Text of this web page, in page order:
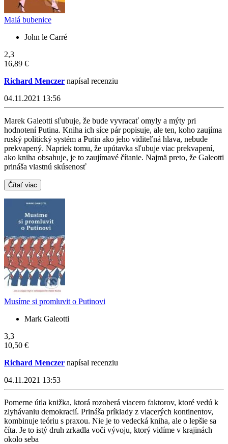
Malá bubenice
John le Carré
2,3
16,89 €
Richard Menczer napísal recenziu
04.11.2021 13:56
Marek Galeotti sľubuje, že bude vyvracať omyly a mýty pri
hodnotení Putina. Kniha ich síce pár popisuje, ale ten, koho zaujíma
ruský politický systém a Putin ako jeho viditeľná hlava, nebude
prekvapený. Napriek tomu, že upútavka sľubuje viac prekvapení,
ako kniha obsahuje, je to zaujímavé čítanie. Najmä preto, že Galeotti
prináša vlastnú skúsenosť
Čítať viac
Musíme si promluvit o Putinovi
Mark Galeotti
3,3
10,50 €
Richard Menczer napísal recenziu
04.11.2021 13:53
Pomerne útla knižka, ktorá rozoberá viacero faktorov, ktoré vedú k
zlyhávaniu demokracií. Prináša príklady z viacerých kontinentov,
kombinuje teóriu s praxou. Nie je to vedecká kniha, ale o lepšie sa
číta. Je to istý druh zrkadla voči vývoju, ktorý vidíme v krajinách
okolo seba